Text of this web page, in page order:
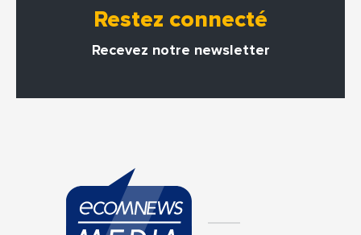
Restez connecté
Recevez notre newsletter